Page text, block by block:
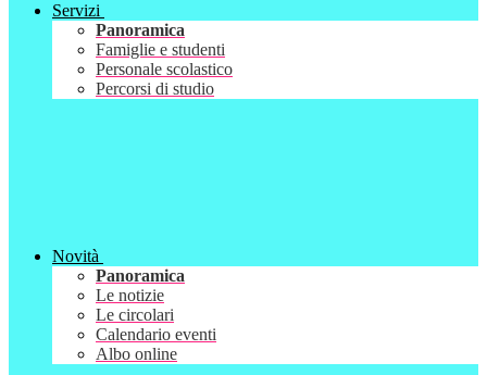
Servizi
Panoramica
Famiglie e studenti
Personale scolastico
Percorsi di studio
Novità
Panoramica
Le notizie
Le circolari
Calendario eventi
Albo online